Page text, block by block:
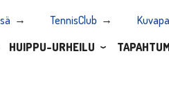
TennisClub
HUIPPU-URHEILU